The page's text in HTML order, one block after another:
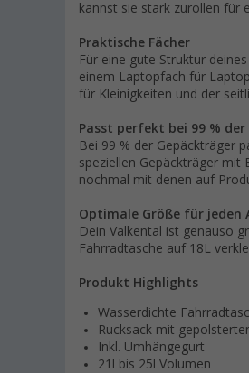
kannst sie stark zurollen für
Praktische Fächer
Für eine gute Struktur
einem Laptopfach für
für Kleinigkeiten und der
Passt perfekt bei 99 %
Bei 99 % der Gepäckträger
speziellen Gepäckträger mit
nochmal mit denen auf
Optimale Größe für jeden
Dein Valkental ist genauso
Fahrradtasche auf 18L
Produkt Highlights
Wasserdichte
Rucksack mit
Inkl. Umhängegurt
21l bis 25l Volumen